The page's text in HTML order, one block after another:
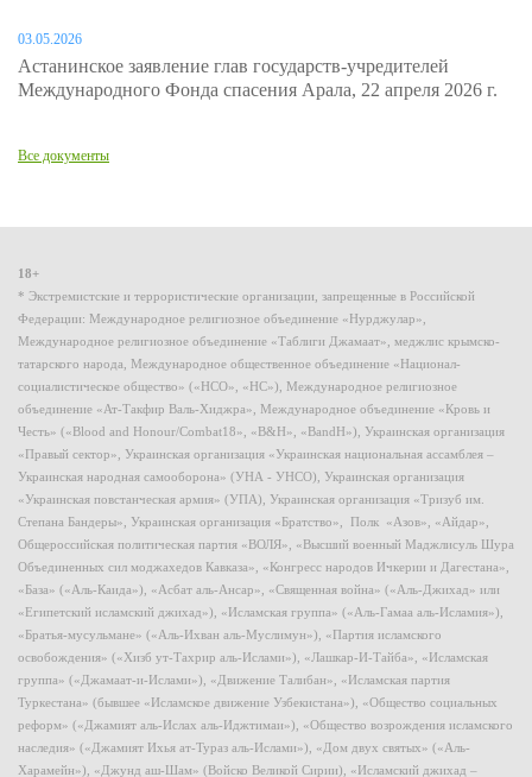
03.05.2026
Астанинское заявление глав государств-учредителей
Международного Фонда спасения Арала, 22 апреля 2026 г.
Все документы
18+
* Экстремистские и террористические организации, запрещенные в Российской
Федерации: Международное религиозное объединение «Нурджулар»,
Международное религиозное объединение «Таблиги Джамаат», меджлис крымско-
татарского народа, Международное общественное объединение «Национал-
социалистическое общество» («НСО», «НС»), Международное религиозное
объединение «Ат-Такфир Валь-Хиджра», Международное объединение «Кровь и
Честь» («Blood and Honour/Combat18», «B&H», «BandH»), Украинская организация
«Правый сектор», Украинская организация «Украинская национальная ассамблея –
Украинская народная самооборона» (УНА - УНСО), Украинская организация
«Украинская повстанческая армия» (УПА), Украинская организация «Тризуб им.
Степана Бандеры», Украинская организация «Братство», Полк «Азов», «Айдар»,
Общероссийская политическая партия «ВОЛЯ», «Высший военный Маджлисуль Шура
Объединенных сил моджахедов Кавказа», «Конгресс народов Ичкерии и Дагестана»,
«База» («Аль-Каида»), «Асбат аль-Ансар», «Священная война» («Аль-Джихад» или
«Египетский исламский джихад»), «Исламская группа» («Аль-Гамаа аль-Исламия»),
«Братья-мусульмане» («Аль-Ихван аль-Муслимун»), «Партия исламского
освобождения» («Хизб ут-Тахрир аль-Ислами»), «Лашкар-И-Тайба», «Исламская
группа» («Джамаат-и-Ислами»), «Движение Талибан», «Исламская партия
Туркестана» (бывшее «Исламское движение Узбекистана»), «Общество социальных
реформ» («Джамият аль-Ислах аль-Иджтимаи»), «Общество возрождения исламского
наследия» («Джамият Ихья ат-Тураз аль-Ислами»), «Дом двух святых» («Аль-
Харамейн»), «Джунд аш-Шам» (Войско Великой Сирии), «Исламский джихад –